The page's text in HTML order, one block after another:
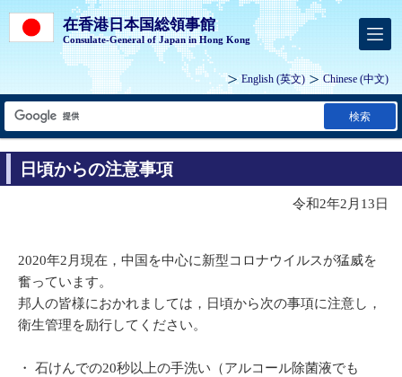
在香港日本国総領事館
Consulate-General of Japan in Hong Kong
English (英文) Chinese (中文)
検索
日頃からの注意事項
令和2年2月13日
2020年2月現在，中国を中心に新型コロナウイルスが猛威を
奮っています。
邦人の皆様におかれましては，日頃から次の事項に注意し，
衛生管理を励行してください。
・ 石けんでの20秒以上の手洗い（アルコール除菌液でも